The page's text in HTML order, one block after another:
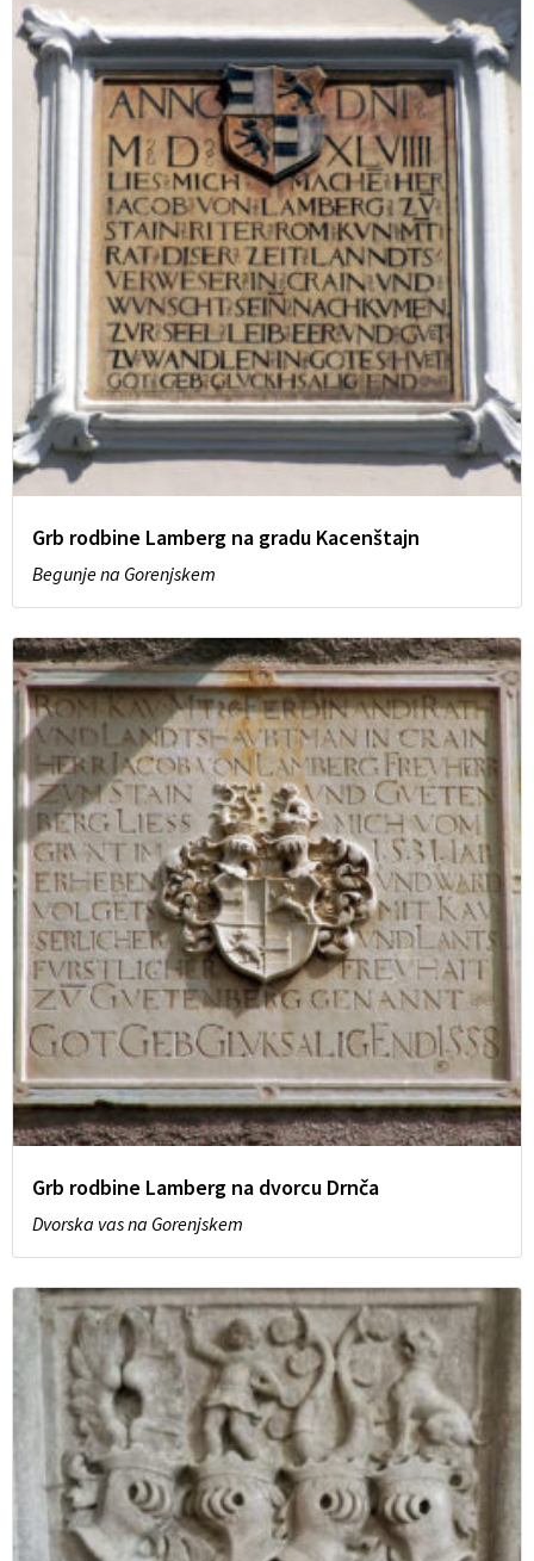
Grb rodbine Lamberg na gradu Kacenštajn
Begunje na Gorenjskem
Grb rodbine Lamberg na dvorcu Drnča
Dvorska vas na Gorenjskem